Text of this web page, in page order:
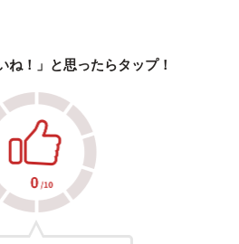
ね！」と思ったらタップ！